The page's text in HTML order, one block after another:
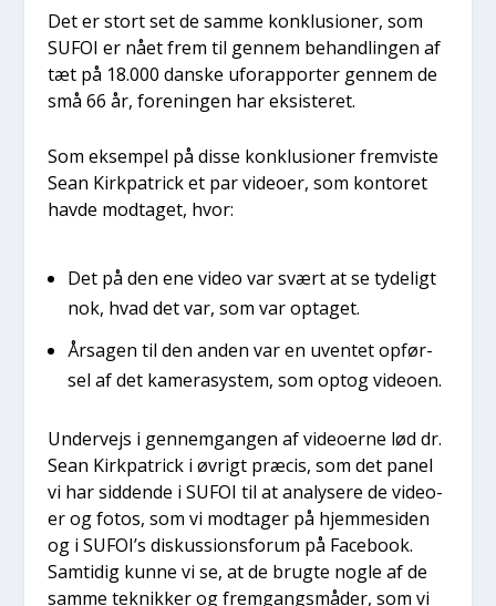
Det er stort set de sam­me kon­klu­sio­ner, som
SUFOI er nået frem til gen­nem behand­lin­gen af
tæt på 18.000 dan­ske uforap­por­ter gen­nem de
små 66 år, for­e­nin­gen har eksi­ste­ret.
Som eksem­pel på dis­se kon­klu­sio­ner frem­vi­ste
Sean Kirk­pa­tri­ck et par video­er, som kon­to­ret
hav­de mod­ta­get, hvor:
Det på den ene video var svært at se tyde­ligt
nok, hvad det var, som var opta­get.
Årsa­gen til den anden var en uven­tet opfør­
sel af det kame­ra­sy­stem, som optog video­en.
Under­vejs i gen­nem­gan­gen af video­er­ne lød dr.
Sean Kirk­pa­tri­ck i øvrigt præ­cis, som det panel
vi har sid­den­de i SUFOI til at ana­ly­se­re de video­
er og fotos, som vi mod­ta­ger på hjem­mesi­den
og i SUFOI’s dis­kus­sions­forum på Face­book.
Sam­ti­dig kun­ne vi se, at de brug­te nog­le af de
sam­me tek­nik­ker og frem­gangs­må­der, som vi